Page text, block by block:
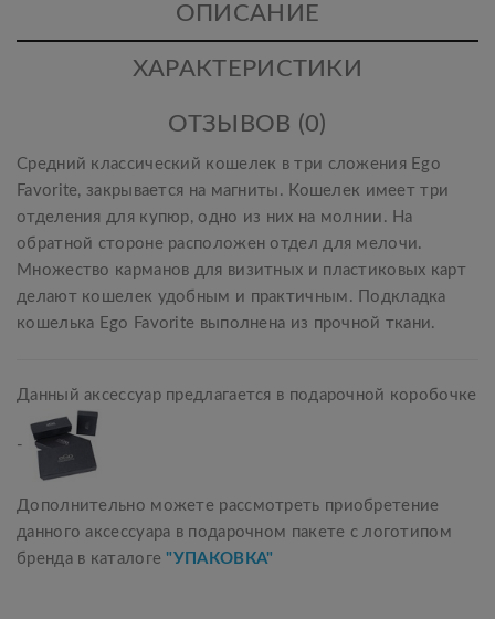
ОПИСАНИЕ
ХАРАКТЕРИСТИКИ
ОТЗЫВОВ (0)
Средний классический кошелек в три сложения Ego
Favorite, закрывается на магниты. Кошелек имеет три
отделения для купюр, одно из них на молнии. На
обратной стороне расположен отдел для мелочи.
Множество карманов для визитных и пластиковых карт
делают кошелек удобным и практичным. Подкладка
кошелька Ego Favorite выполнена из прочной ткани.
Данный аксессуар предлагается в подарочной коробочке
-
Дополнительно можете рассмотреть приобретение
данного аксессуара в подарочном пакете с логотипом
бренда в каталоге"УПАКОВКА"